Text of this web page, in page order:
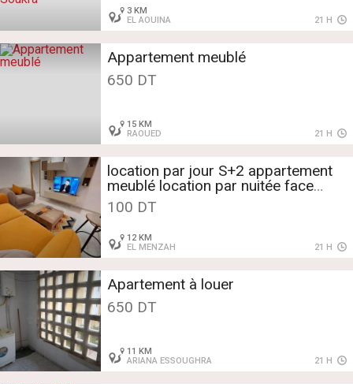
3 KM
EL AOUINA
21 H
Appartement meublé
650 DT
15 KM
RAOUED
21 H
location par jour S+2 appartement
meublé location par nuitée face
monoprix S+1 ennasr
s1 s2 S+1
100 DT
12 KM
EL MENZAH
21 H
Apartement à louer
650 DT
11 KM
ARIANA ESSOUGHRA
21 H